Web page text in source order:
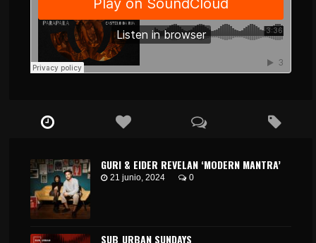
GURI & EIDER REVELAN ‘MODERN MANTRA’
21 junio, 2024 0
SUB_URBAN SUNDAYS